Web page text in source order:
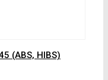
(ABS, HIBS)